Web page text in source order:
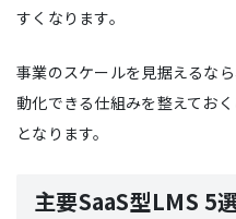
すくなります。
事業のスケールを見据えるな
動化できる仕組みを整えてお
となります。
主要SaaS型LMS 5